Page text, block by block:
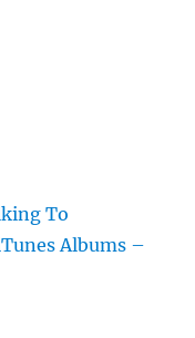
To
Albums –